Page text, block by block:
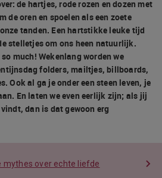
de hartjes, rode rozen en dozen met
de oren en spoelen als een zoete
tanden. Een hartstikke leuke tijd
stelletjes om ons heen natuurlijk.
much! Wekenlang worden we
folders, mailtjes, billboards,
Ook al ga je onder een steen leven, je
En laten we even eerlijk zijn; als jij
dan is dat gewoon erg
mythes over echte liefde